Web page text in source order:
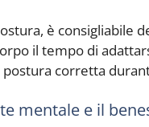
è consigliabile
il tempo di
corretta
mentale e il